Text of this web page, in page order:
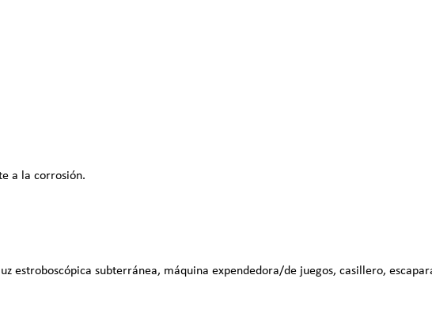
a la corrosión.
estroboscópica subterránea, máquina expendedora/de juegos, casillero,